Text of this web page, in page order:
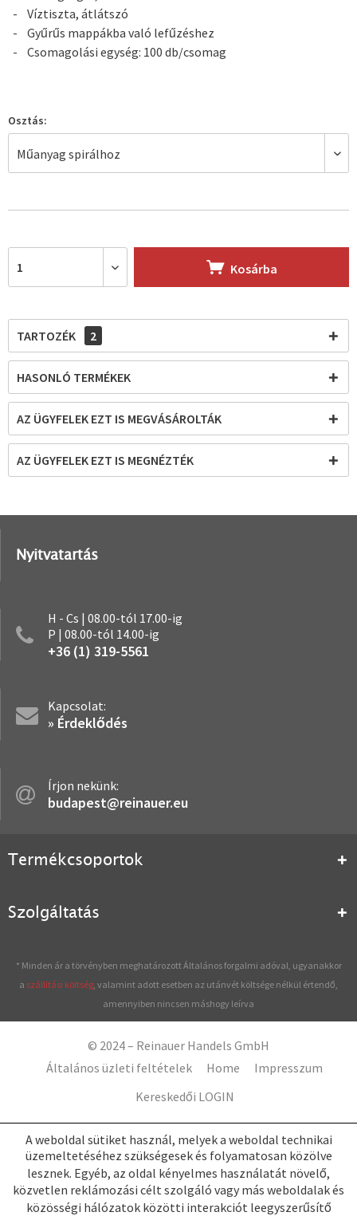
Víztiszta, átlátszó
Gyűrűs mappákba való lefűzéshez
Csomagolási egység: 100 db/csomag
Osztás:
Kosárba
TARTOZÉK 2
HASONLÓ TERMÉKEK
AZ ÜGYFELEK EZT IS MEGVÁSÁROLTÁK
AZ ÜGYFELEK EZT IS MEGNÉZTÉK
Nyitvatartás
H - Cs | 08.00-tól 17.00-ig
P | 08.00-tól 14.00-ig
+36 (1) 319-5561
Kapcsolat:
» Érdeklődés
Írjon nekünk:
budapest@reinauer.eu
Termékcsoportok
Szolgáltatás
* Minden ár a törvényben meghatározott Általános forgalmi adóval, ugyanakkor
a szállítási költség, valamint adott esetben az utánvét költsége nélkül értendő,
amennyiben nincsen máshogy leírva
© 2024 – Reinauer Handels GmbH
Általános üzleti feltételek
Home
Impresszum
Kereskedői LOGIN
A weboldal sütiket használ, melyek a weboldal technikai
üzemeltetéséhez szükségesek és folyamatosan közölve
lesznek. Egyéb, az oldal kényelmes használatát növelő,
közvetlen reklámozási célt szolgáló vagy más weboldalak és
közösségi hálózatok közötti interakciót leegyszerűsítő